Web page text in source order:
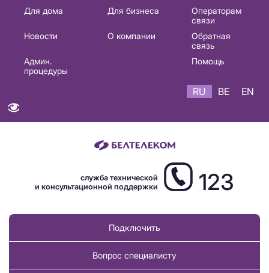
Основная
навигация
Для дома Для бизнеса
Операторам
связи
Новости
О компании
Обратная
связь
Админ.
процедуры
Помощь
RU BE EN
служба технической
и консультационной поддержки
123
Подключить
Вопрос специалисту